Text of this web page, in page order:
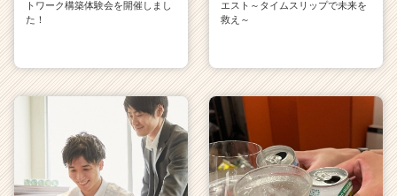
トワーク構築体験会を開催しまし
た！
エスト～タイムスリップで未来を
救え～